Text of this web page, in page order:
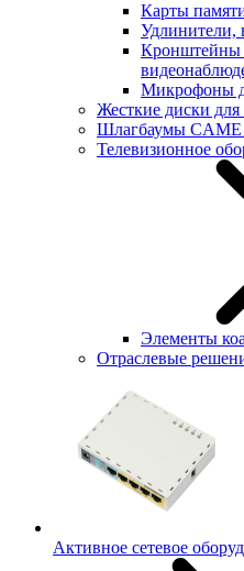
Карты
Удлинители,
Кронштейны
Микрофоны
Жесткие диски
Шлагбаумы CAME
Телевизионное
Элементы
Отраслевые
Активное сетевое